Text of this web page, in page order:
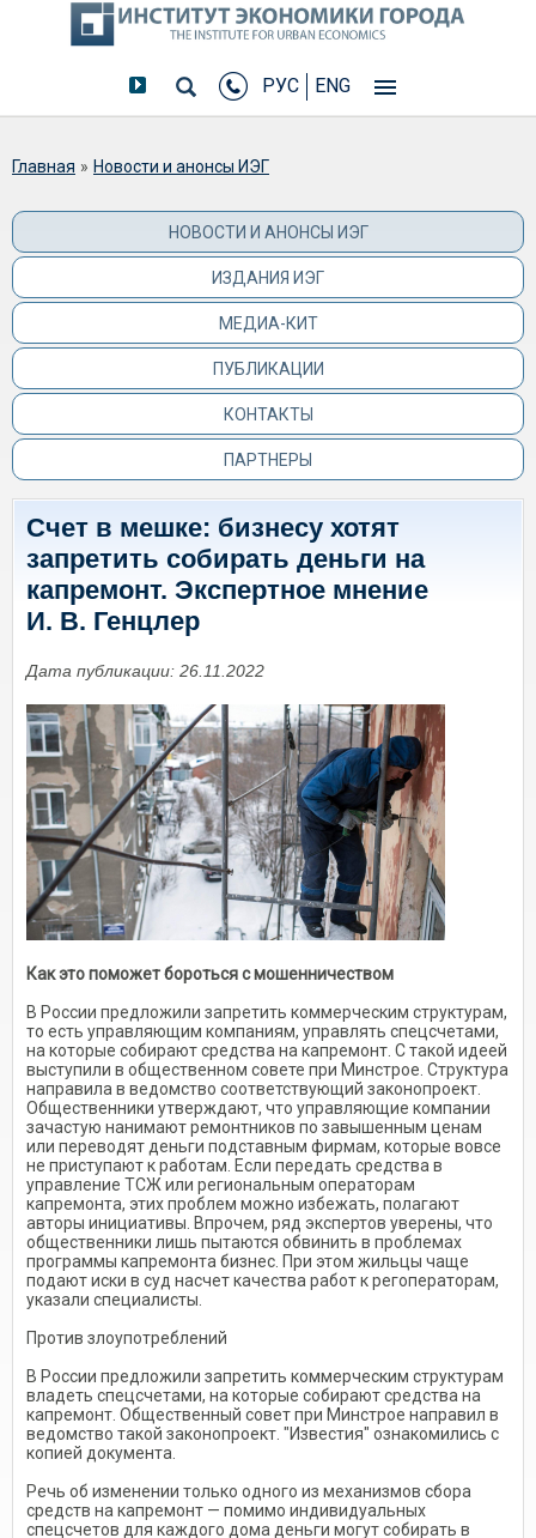
РУС ENG
Вы здесь
Главная » Новости и анонсы ИЭГ
НОВОСТИ И АНОНСЫ ИЭГ
ИЗДАНИЯ ИЭГ
МЕДИА-КИТ
ПУБЛИКАЦИИ
КОНТАКТЫ
ПАРТНЕРЫ
Счет в мешке: бизнесу хотят
запретить собирать деньги на
капремонт. Экспертное мнение
И. В. Генцлер
Дата публикации: 26.11.2022
Как это поможет бороться с мошенничеством
В России предложили запретить коммерческим структурам,
то есть управляющим компаниям, управлять спецсчетами,
на которые собирают средства на капремонт. С такой идеей
выступили в общественном совете при Минстрое. Структура
направила в ведомство соответствующий законопроект.
Общественники утверждают, что управляющие компании
зачастую нанимают ремонтников по завышенным ценам
или переводят деньги подставным фирмам, которые вовсе
не приступают к работам. Если передать средства в
управление ТСЖ или региональным операторам
капремонта, этих проблем можно избежать, полагают
авторы инициативы. Впрочем, ряд экспертов уверены, что
общественники лишь пытаются обвинить в проблемах
программы капремонта бизнес. При этом жильцы чаще
подают иски в суд насчет качества работ к регоператорам,
указали специалисты.
Против злоупотреблений
В России предложили запретить коммерческим структурам
владеть спецсчетами, на которые собирают средства на
капремонт. Общественный совет при Минстрое направил в
ведомство такой законопроект. "Известия" ознакомились с
копией документа.
Речь об изменении только одного из механизмов сбора
средств на капремонт — помимо индивидуальных
спецсчетов для каждого дома деньги могут собирать в